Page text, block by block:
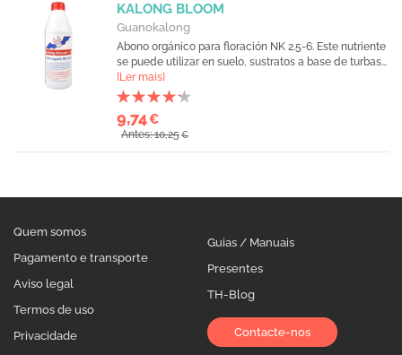
KALONG BLOOM
Guanokalong
Abono orgánico para floración NK 2.5-6. Este nutriente
se puede utilizar en suelo, sustratos a base de turbas...
[Ler mais]
9,74€
Antes: 10,25€
Quem somos
Pagamento e transporte
Aviso legal
Termos de uso
Privacidade
Guias / Manuais
Presentes
TH-Blog
Contacte-nos